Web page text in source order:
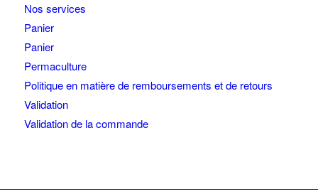
Nos services
Panier
Panier
Permaculture
Politique en matière de remboursements et de retours
Validation
Validation de la commande